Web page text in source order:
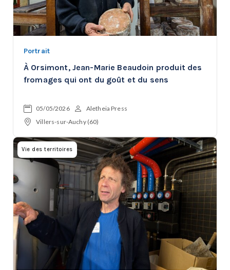
Portrait
À Orsimont, Jean-Marie Beaudoin produit des
fromages qui ont du goût et du sens
05/05/2026
Aletheia Press
Villers-sur-Auchy (60)
Vie des territoires